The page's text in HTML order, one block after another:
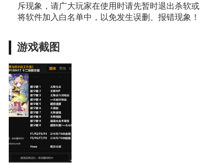
斥现象，请广大玩家在使用时请先暂时退出杀软或
将软件加入白名单中，以免发生误删、报错现象！
游戏截图